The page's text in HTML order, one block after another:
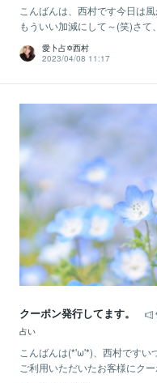
こんばんは、西村です今日は
もういい加減にして～(笑)さ
愛卜占✡西村
2023/04/08 11:17
クーポン発行してます。
占い
こんばんは(*'ω'*)、西村ですい
ご利用いただいたお客様にク